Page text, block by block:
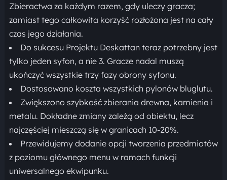
Zbieractwa za każdym razem, gdy uleczy gracza;
zamiast tego całkowita korzyść rozłożona jest na cały
czas jego działania.
Do sukcesu Projektu Deskattan teraz potrzebny jest
tylko jeden syfon, a nie 3. Gracze nadal muszą
ukończyć wszystkie trzy fazy obrony syfonu.
Dostosowano koszta wszystkich pylonów bluglutu.
Zwiększono szybkość zbierania drewna, kamienia i
metalu. Dokładne zmiany zależą od obiektu, lecz
najczęściej mieszczą się w granicach 10-20%.
Przewidujemy dodanie opcji tworzenia przedmiotów
z poziomu głównego menu w ramach funkcji
uniwersalnego ekwipunku.